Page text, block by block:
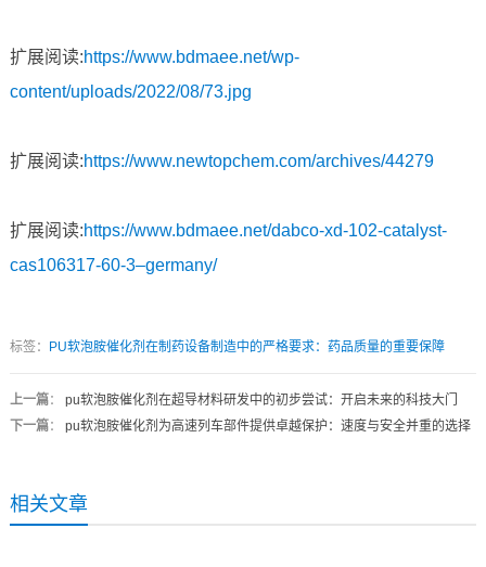
扩展阅读:https://www.bdmaee.net/wp-
content/uploads/2022/08/73.jpg
扩展阅读:https://www.newtopchem.com/archives/44279
扩展阅读:https://www.bdmaee.net/dabco-xd-102-catalyst-
cas106317-60-3–germany/
标签： PU软泡胺催化剂在制药设备制造中的严格要求：药品质量的重要保障
上一篇： pu软泡胺催化剂在超导材料研发中的初步尝试：开启未来的科技大门
下一篇： pu软泡胺催化剂为高速列车部件提供卓越保护：速度与安全并重的选择
相关文章